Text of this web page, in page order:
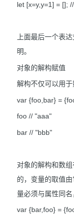
let [x=y,y=1] = [];
上面最后一个表
明。
对象的解构赋值
解构不仅可以用
var {foo,bar} =
foo // "aaa"
bar // "bbb"
对象的解构和数
的，变量的取值
量必须与属性同名
var {bar,foo} =